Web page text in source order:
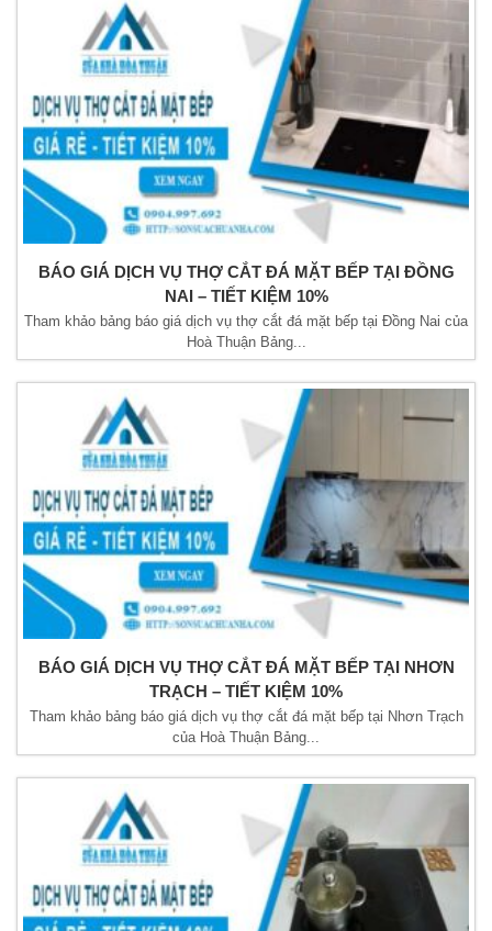
BÁO GIÁ DỊCH VỤ THỢ CẮT ĐÁ MẶT BẾP TẠI ĐỒNG
NAI – TIẾT KIỆM 10%
Tham khảo bảng báo giá dịch vụ thợ cắt đá mặt bếp tại Đồng Nai của
Hoà Thuận Bảng...
BÁO GIÁ DỊCH VỤ THỢ CẮT ĐÁ MẶT BẾP TẠI NHƠN
TRẠCH – TIẾT KIỆM 10%
Tham khảo bảng báo giá dịch vụ thợ cắt đá mặt bếp tại Nhơn Trạch
của Hoà Thuận Bảng...